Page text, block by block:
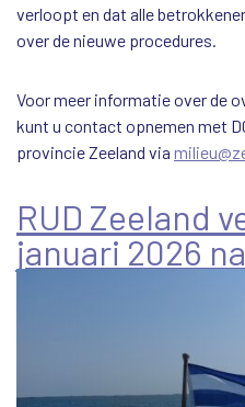
verloopt en dat alle
over de nieuwe procedures.
Voor meer informatie over de
kunt u contact opnemen met
provincie Zeeland via
RUD Zeeland
januari 2026